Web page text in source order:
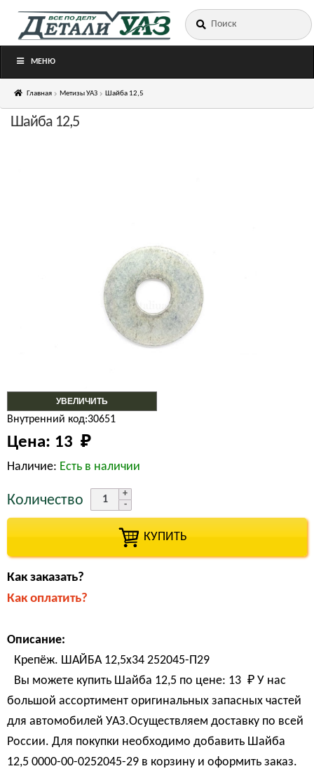
Перейти
Перейти
Искать:
МЕНЮ
Главная Метизы УАЗ Шайба 12,5
УВЕЛИЧИТЬ
Шайба 12,5
Внутренний код:30651
Цена: 13 ₽
Наличие: Есть в наличии
Количество
КУПИТЬ
Как заказать?
Как оплатить?
Описание:
Крепёж. ШАЙБА 12,5х34 252045-П29
Вы можете купить Шайба 12,5 по цене: 13 ₽ У нас
большой ассортимент оригинальных запасных частей
для автомобилей УАЗ.Осуществляем доставку по всей
России. Для покупки необходимо добавить Шайба
12,5 0000-00-0252045-29 в корзину и оформить заказ.